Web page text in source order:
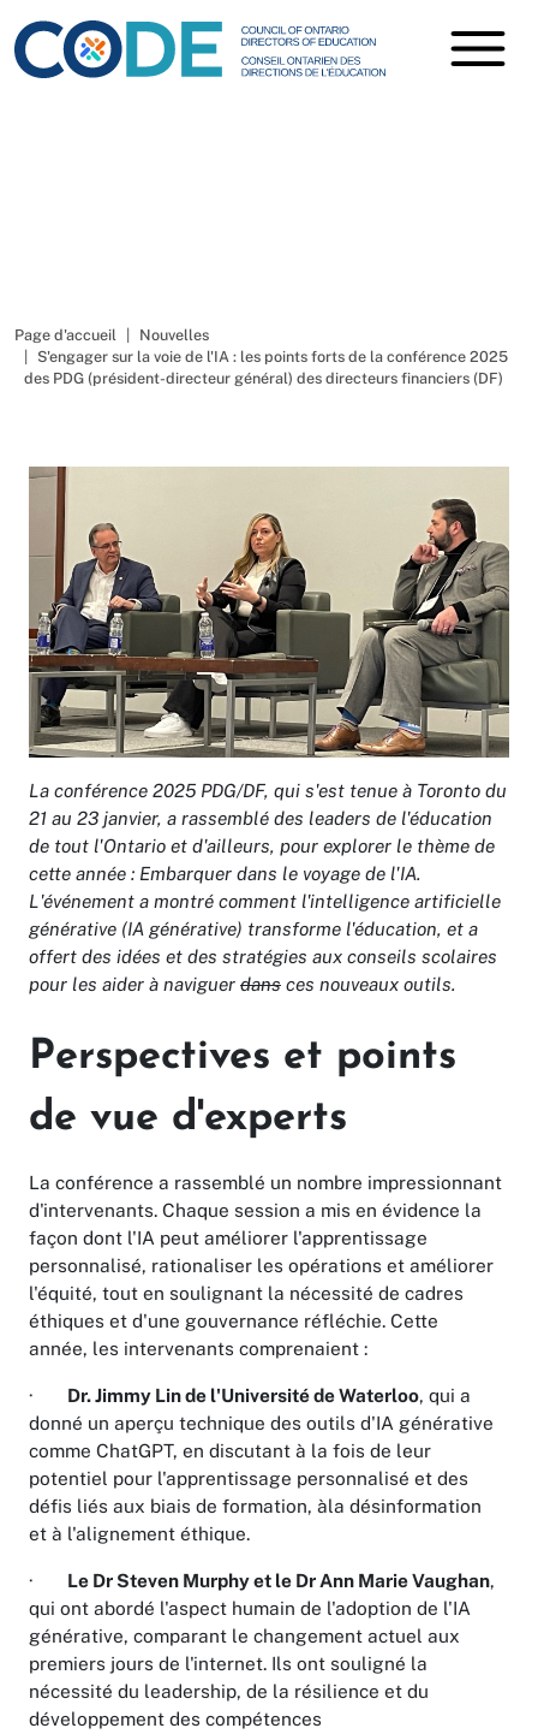
Page d'accueil
Nouvelles
S'engager sur la voie de l'IA : les points forts de la conférence 2025
des PDG (président-directeur général) des directeurs financiers (DF)
La conférence 2025 PDG/DF, qui s'est tenue à Toronto du
21 au 23 janvier, a rassemblé des leaders de l'éducation
de tout l'Ontario et d'ailleurs, pour explorer le thème de
cette année : Embarquer dans le voyage de l'IA.
L'événement a montré comment l'intelligence artificielle
générative (IA générative) transforme l'éducation, et a
offert des idées et des stratégies aux conseils scolaires
pour les aider à naviguer dans ces nouveaux outils.
Perspectives et points
de vue d'experts
La conférence a rassemblé un nombre impressionnant
d'intervenants. Chaque session a mis en évidence la
façon dont l'IA peut améliorer l'apprentissage
personnalisé, rationaliser les opérations et améliorer
l'équité, tout en soulignant la nécessité de cadres
éthiques et d'une gouvernance réfléchie. Cette
année, les intervenants comprenaient :
· Dr. Jimmy Lin de l'Universitéde Waterloo, qui a
donné un aperçu technique des outils d'IA générative
comme ChatGPT, en discutant à la fois de leur
potentiel pour l'apprentissage personnalisé et des
défis liés aux biais de formation, àla désinformation
et à l'alignement éthique.
· Le Dr Steven Murphy et le Dr Ann Marie Vaughan,
qui ont abordé l'aspect humain de l'adoption de l'IA
générative, comparant le changement actuel aux
premiers jours de l'internet. Ils ont souligné la
nécessité du leadership, de la résilience et du
développement des compétences